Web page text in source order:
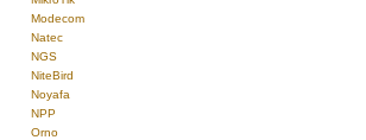
Modecom
Natec
NGS
NiteBird
Noyafa
NPP
Orno